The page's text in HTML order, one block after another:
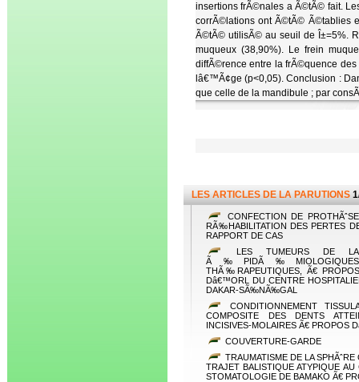
insertions frÃ©nales a Ã©tÃ© fait.
corrÃ©lations ont Ã©tÃ© Ã©tablies
Ã©tÃ© utilisÃ© au seuil de Î±=5%.
muqueux (38,90%). Le frein
diffÃ©rence entre la frÃ©quence
lâ€™Ã¢ge (p<0,05). Conclusion :
que celle de la mandibule ; par
LES ARTICLES DE LA PARUTIONS
CONFECTION DE
RÃ‰HABILITATION DES PERTES
RAPPORT DE CAS
LES TUMEURS DE LA
Ã‰PIDÃ‰MIOLOGIQUES,
THÃ‰RAPEUTIQUES, Ã€
Dâ€™ORL DU CENTRE
DAKAR-SÃ‰NÃ‰GAL
CONDITIONNEMENT
COMPOSITE DES DENTS
INCISIVES-MOLAIRES Ã€ PROPOS
COUVERTURE-GARDE
TRAUMATISME DE LA
TRAJET BALISTIQUE ATYPIQUE
STOMATOLOGIE DE BAMAKO Ã€